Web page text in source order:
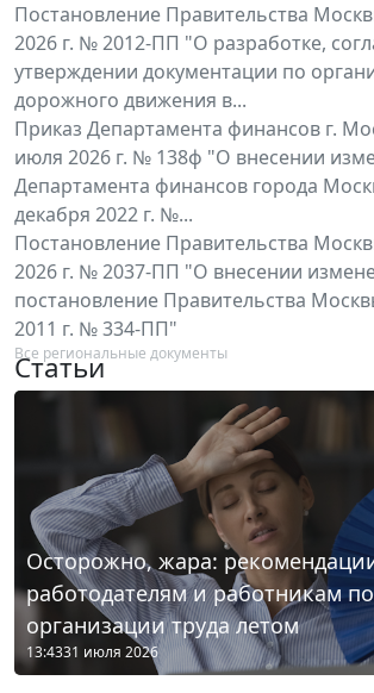
Постановление Правительства
2026 г. № 2012-ПП "О разработке,
утверждении документации по
дорожного движения в...
Приказ Департамента финансов г.
июля 2026 г. № 138ф "О внесении
Департамента финансов города
декабря 2022 г. №...
Постановление Правительства
2026 г. № 2037-ПП "О внесении
постановление Правительства
2011 г. № 334-ПП"
Все региональные документы
Статьи
Осторожно, жара:
работодателям и работникам по
организации труда летом
13:4331 июля 2026